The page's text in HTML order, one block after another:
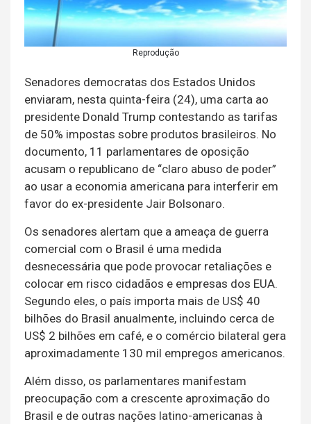
Reprodução
Senadores democratas dos Estados Unidos
enviaram, nesta quinta-feira (24), uma carta ao
presidente Donald Trump contestando as tarifas
de 50% impostas sobre produtos brasileiros. No
documento, 11 parlamentares de oposição
acusam o republicano de “claro abuso de poder”
ao usar a economia americana para interferir em
favor do ex-presidente Jair Bolsonaro.
Os senadores alertam que a ameaça de guerra
comercial com o Brasil é uma medida
desnecessária que pode provocar retaliações e
colocar em risco cidadãos e empresas dos EUA.
Segundo eles, o país importa mais de US$ 40
bilhões do Brasil anualmente, incluindo cerca de
US$ 2 bilhões em café, e o comércio bilateral gera
aproximadamente 130 mil empregos americanos.
Além disso, os parlamentares manifestam
preocupação com a crescente aproximação do
Brasil e de outras nações latino-americanas à